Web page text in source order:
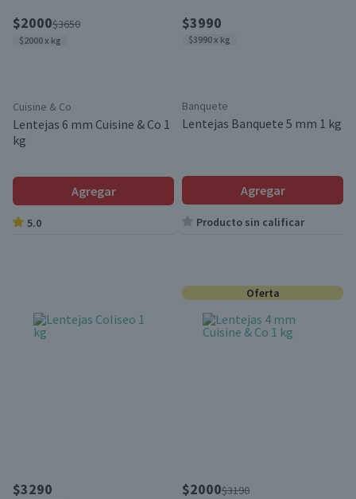
$2000$3650
$2000 x kg
Cuisine & Co
Lentejas 6 mm Cuisine & Co 1
kg
Agregar
5.0
$3990
$3990 x kg
Banquete
Lentejas Banquete 5 mm 1 kg
Agregar
Producto sin calificar
$3290
Oferta
$2000$3190